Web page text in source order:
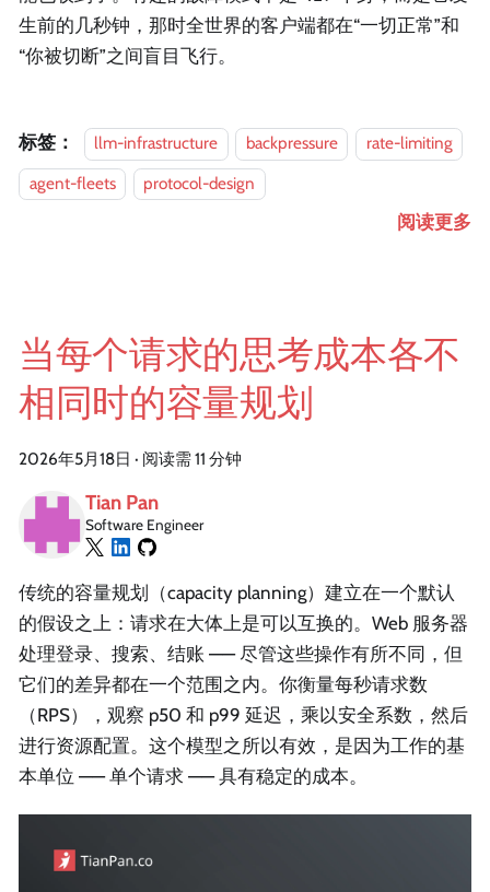
生前的几秒钟，那时全世界的客户端都在“一切正常”和
“你被切断”之间盲目飞行。
标签： llm-infrastructure backpressure
rate-limiting
agent-fleets
protocol-design
阅读更多
当每个请求的思考成本各不
相同时的容量规划
2026年5月18日 · 阅读需 11 分钟
Tian Pan
Software Engineer
传统的容量规划（capacity planning）建立在一个默认
的假设之上：请求在大体上是可以互换的。Web 服务器
处理登录、搜索、结账 —— 尽管这些操作有所不同，但
它们的差异都在一个范围之内。你衡量每秒请求数
（RPS），观察 p50 和 p99 延迟，乘以安全系数，然后
进行资源配置。这个模型之所以有效，是因为工作的基
本单位 —— 单个请求 —— 具有稳定的成本。